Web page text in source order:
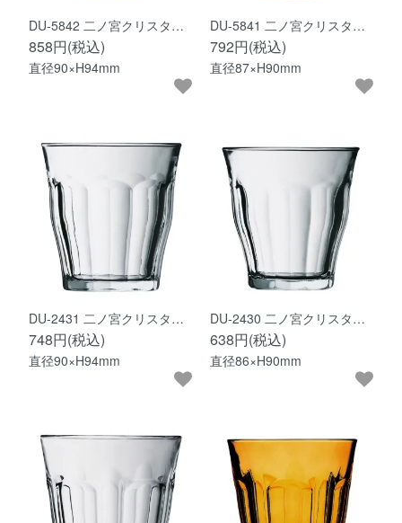
DU-5842 二ノ宮クリスタ…
858円(税込)
直径90×H94mm
DU-5841 二ノ宮クリスタ…
792円(税込)
直径87×H90mm
DU-2431 二ノ宮クリスタ…
748円(税込)
直径90×H94mm
DU-2430 二ノ宮クリスタ…
638円(税込)
直径86×H90mm